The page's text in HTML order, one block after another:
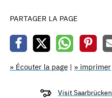
PARTAGER LA PAGE
» Écouter la page | » imprimer
Visit Saarbrücken